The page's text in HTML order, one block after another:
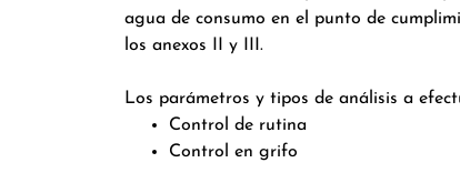
agua de consumo en el punto de
los anexos II y III.
Los parámetros y tipos de análisis a
Control de rutina
Control en grifo